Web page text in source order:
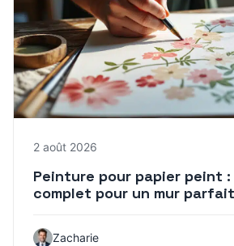
2 août 2026
Peinture pour papier peint
complet pour un mur parfait
Zacharie